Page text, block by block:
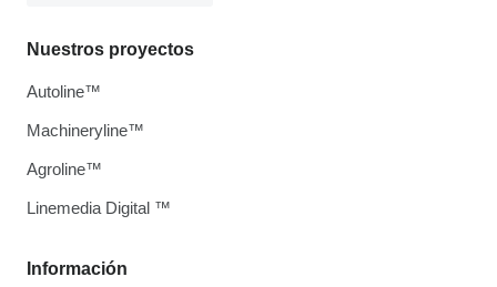
Información
Nuestros proyectos
Autoline™
Machineryline™
Agroline™
Linemedia Digital ™